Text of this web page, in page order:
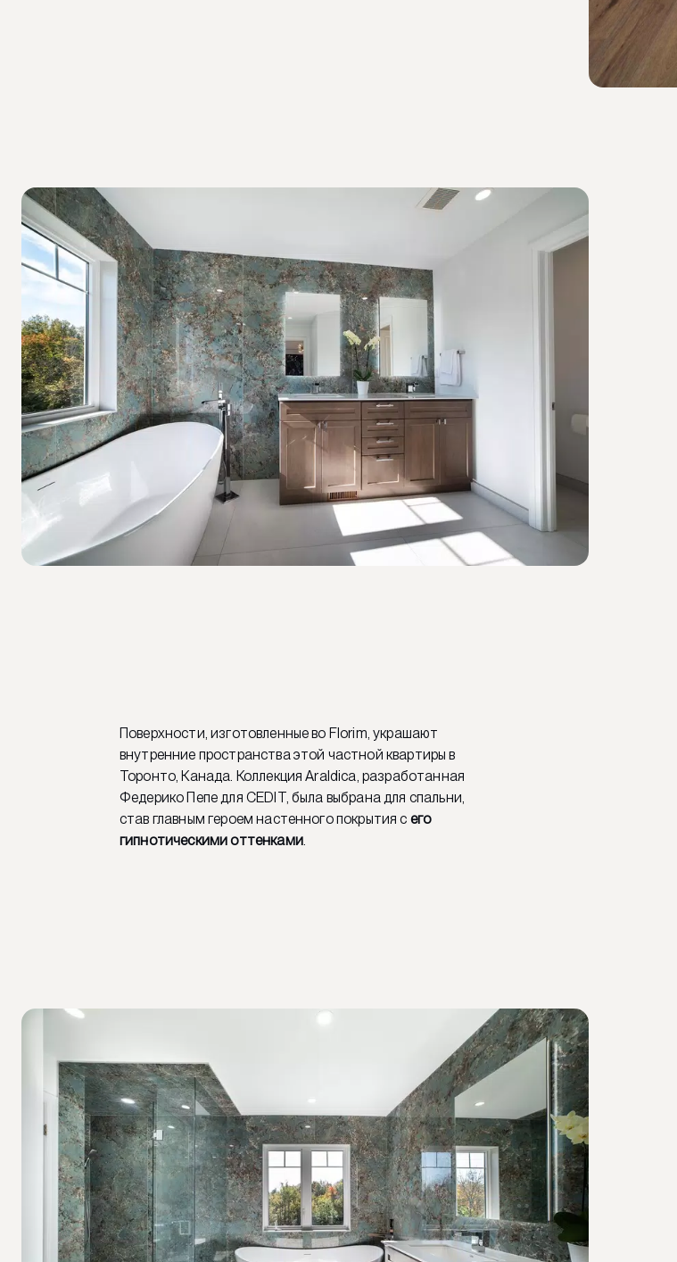
Поверхности, изготовленные во Florim, украшают
внутренние пространства этой частной квартиры в
Торонто, Канада. Коллекция Araldica, разработанная
Федерико Пепе для CEDIT, была выбрана для спальни,
став главным героем настенного покрытия с его
гипнотическими оттенками.